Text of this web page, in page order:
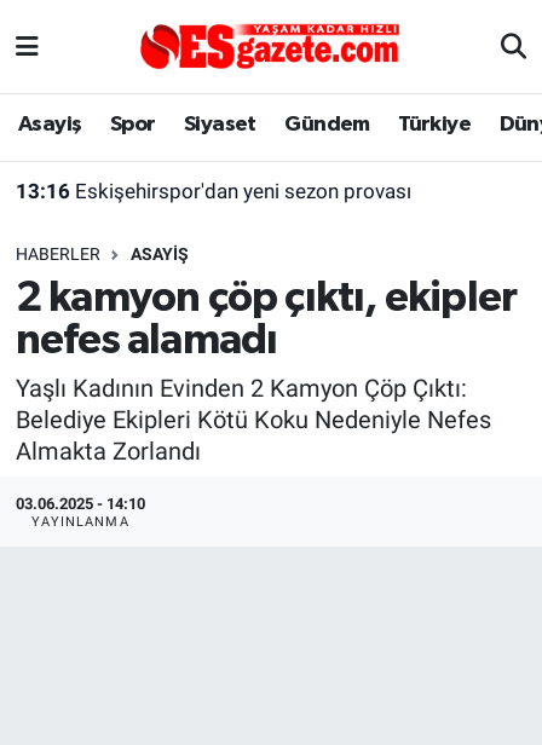
Asayiş Spor Siyaset Gündem Türkiye
13:16 Eskişehirspor'dan yeni sezon provası
HABERLER ASAYIŞ
2 kamyon çöp çıktı, ekipler
nefes alamadı
Yaşlı Kadının Evinden 2 Kamyon Çöp Çıktı:
Belediye Ekipleri Kötü Koku Nedeniyle Nefes
Almakta Zorlandı
03.06.2025 - 14:10
YAYINLANMA
Asayiş
Türkiye
Dünya
Sağlık
Alış-Veriş/İş dünyası
Yaşam
Eskişehirspor Arşivi
Eskişehir Arşivi
Röportaj
Ekonomi
Kültür Sanat
Eskişehir Nöbetçi Eczaneler
Süper Lig Puan Durumu ve Fikstür
Tüm Manşetler
Son Dakika Haberleri
Haber Arşivi